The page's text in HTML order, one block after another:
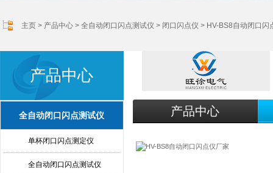
主页 > 产品中心 > 全自动闭口闪点测试仪 > 闭口闪点仪 > HV-BS8自动闭口闪
产品中心
全自动闭口闪点测试仪
单杯闭口闪点测定仪
全自动闭口闪点测试仪
产品中心